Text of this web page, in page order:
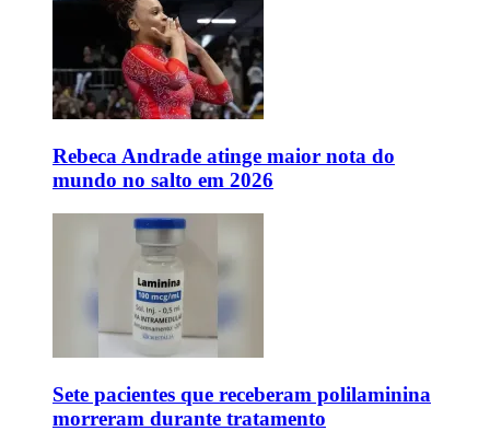
Rebeca Andrade atinge maior nota do
mundo no salto em 2026
Sete pacientes que receberam polilaminina
morreram durante tratamento